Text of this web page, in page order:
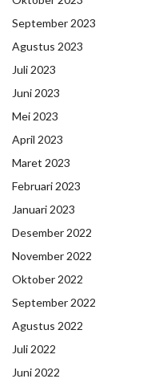
September 2023
Agustus 2023
Juli 2023
Juni 2023
Mei 2023
April 2023
Maret 2023
Februari 2023
Januari 2023
Desember 2022
November 2022
Oktober 2022
September 2022
Agustus 2022
Juli 2022
Juni 2022